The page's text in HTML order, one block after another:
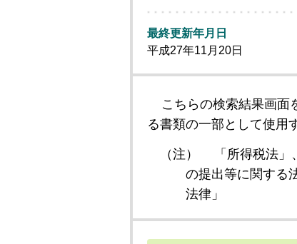
最終更新年月日
平成27年11月20日
こちらの検索結果画面
る書類の一部として使用
（注）
「所得税法
の提出等に関する
法律」